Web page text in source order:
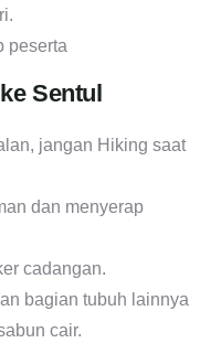
peserta
Sentul
jangan Hiking saat
dan menyerap
cadangan.
bagian tubuh lainnya
cair.